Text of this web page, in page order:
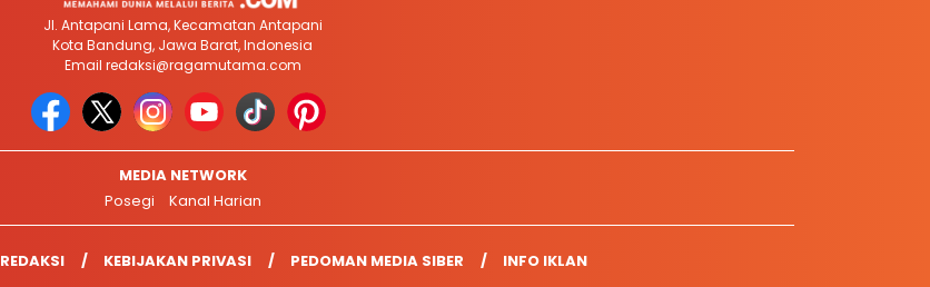
Jl. Antapani Lama, Kecamatan Antapani
Kota Bandung, Jawa Barat, Indonesia
Email redaksi@ragamutama.com
MEDIA NETWORK
Posegi
Kanal Harian
REDAKSI KEBIJAKAN PRIVASI PEDOMAN MEDIA SIBER INFO IKLAN